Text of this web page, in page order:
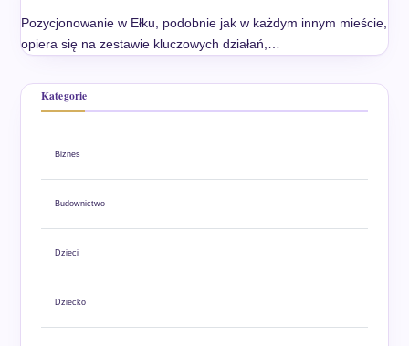
Pozycjonowanie w Ełku, podobnie jak w każdym innym mieście,
opiera się na zestawie kluczowych działań,…
Kategorie
Biznes
Budownictwo
Dzieci
Dziecko